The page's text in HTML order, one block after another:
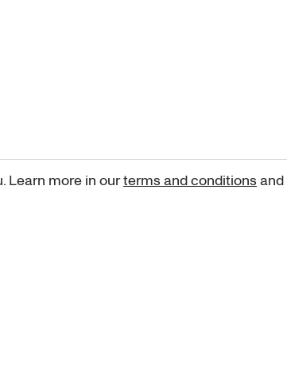
Learn more in ourterms and conditionsand